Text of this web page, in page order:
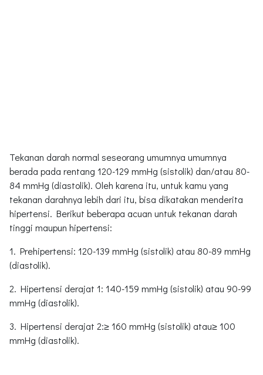
Tekanan darah normal seseorang umumnya umumnya
berada pada rentang 120-129 mmHg (sistolik) dan/atau 80-
84 mmHg (diastolik). Oleh karena itu, untuk kamu yang
tekanan darahnya lebih dari itu, bisa dikatakan menderita
hipertensi. Berikut beberapa acuan untuk tekanan darah
tinggi maupun hipertensi:
1. Prehipertensi: 120-139 mmHg (sistolik) atau 80-89 mmHg
(diastolik).
2. Hipertensi derajat 1: 140-159 mmHg (sistolik) atau 90-99
mmHg (diastolik).
3. Hipertensi derajat 2:≥ 160 mmHg (sistolik) atau≥ 100
mmHg (diastolik).